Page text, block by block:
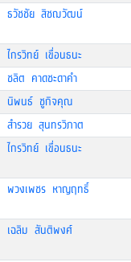
ธวัชชัย สิชฌวัฒน์
ไกรวิทย์ เขื่อนธนะ
ชลิต คาดชะดาคำ
นิพนธ์ ชูกิจคุณ
สำรวย สุนทรวิภาต
ไกรวิทย์ เขื่อนธนะ
พวงเพชร หาญฤทธิ์
เฉลิม สันติพงศ์